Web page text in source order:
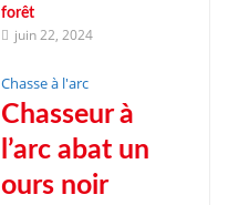
forêt
juin 22, 2024
Chasse à l'arc
Chasseur à
l’arc abat un
ours noir